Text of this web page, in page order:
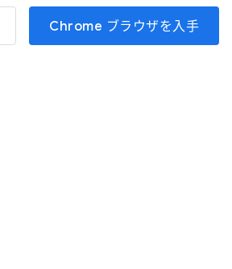
Chrome ブラウザを入手